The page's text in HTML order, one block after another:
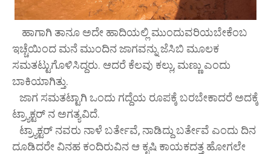
ಹಾಗಾಗಿ ತಾನೂ ಅದೇ ಹಾದಿಯಲ್ಲಿ ಮುಂದುವರಿಯಬೇಕೆಂಬ
ಇಚ್ಚೆಯಿಂದ ಮನೆ ಮುಂದಿನ ಜಾಗವನ್ನು ಜೆಸಿಬಿ ಮೂಲಕ
ಸಮತಟ್ಟುಗೊಳಿಸಿದ್ದರು. ಆದರೆ ಕೆಲವು ಕಲ್ಲು, ಮಣ್ಣು ಎಂದು
ಬಾಕಿಯಾಗಿತ್ತು.
ಜಾಗ ಸಮತಟ್ಟಾಗಿ ಒಂದು ಗದ್ದೆಯ ರೂಪಕ್ಕೆ ಬರಬೇಕಾದರೆ ಅದಕ್ಕೆ
ಟ್ರ್ಯಾಕ್ಟರ್ ನ ಅಗತ್ಯವಿದೆ.
ಟ್ರ್ಯಾಕ್ಟರ್ ನವರು ನಾಳೆ ಬರ್ತೇವೆ, ನಾಡಿದ್ದು ಬರ್ತೇವೆ ಎಂದು ದಿನ
ದೂಡಿದರೇ ವಿನಹ ಕಂದಿರುವಿನ ಆ ಕೃಷಿ ಕಾಯಕದತ್ತ ಹೋಗಲೇ